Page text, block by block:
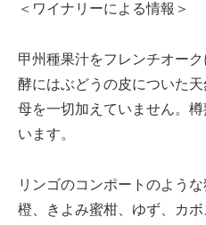
＜ワイナリーによる情報＞
甲州種果汁をフレンチオー
酵にはぶどうの皮についた
母を一切加えていません。
います。
リンゴのコンポートのよう
橙、きよみ蜜柑、ゆず、カ